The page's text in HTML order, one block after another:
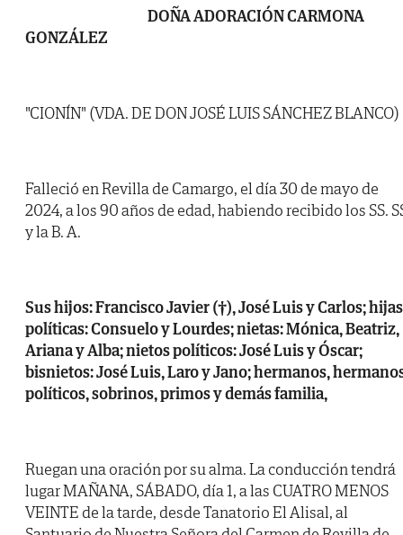
DOÑA ADORACIÓN CARMONA
GONZÁLEZ
"CIONÍN" (VDA. DE DON JOSÉ LUIS SÁNCHEZ BLANCO)
Falleció en Revilla de Camargo, el día 30 de mayo de
2024, a los 90 años de edad, habiendo recibido los SS.
y la B. A.
Sus hijos: Francisco Javier (†), José Luis y Carlos; hijas
políticas: Consuelo y Lourdes; nietas: Mónica, Beatriz,
Ariana y Alba; nietos políticos: José Luis y Óscar;
bisnietos: José Luis, Laro y Jano; hermanos,
políticos, sobrinos, primos y demás familia,
Ruegan una oración por su alma. La conducción tendrá
lugar MAÑANA, SÁBADO, día 1, a las CUATRO MENOS
VEINTE de la tarde, desde Tanatorio El Alisal, al